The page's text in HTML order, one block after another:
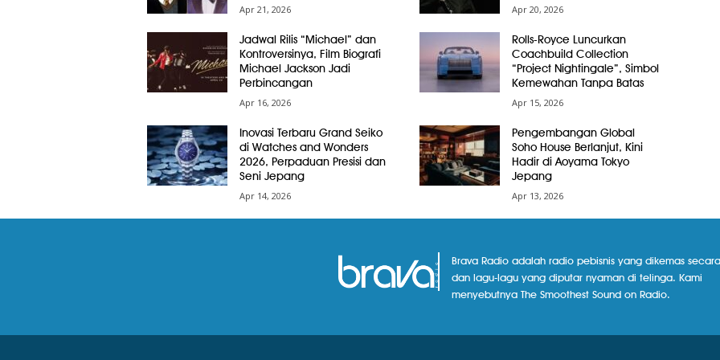
Apr 21, 2026 Apr 20, 2026
Jadwal Rilis “Michael” dan
Kontroversinya, Film Biografi
Michael Jackson Jadi
Perbincangan
Apr 16, 2026
Rolls-Royce Luncurkan
Coachbuild Collection
“Project Nightingale”, Simbol
Kemewahan Tanpa Batas
Apr 15, 2026
Inovasi Terbaru Grand Seiko
di Watches and Wonders
2026, Perpaduan Presisi dan
Seni Jepang
Apr 14, 2026
Pengembangan Global
Soho House Berlanjut, Kini
Hadir di Aoyama Tokyo
Jepang
Apr 13, 2026
Brava Radio adalah radio pebisnis yang dikemas
dan lagu-lagu yang diputar nyaman di telinga. Kami
menyebutnya The Smoothest Sound on Radio.